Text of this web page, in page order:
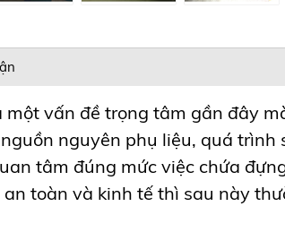
vấn đề trọng tâm gần đây
nguyên phụ liệu, quá
tâm đúng mức việc chứa
an toàn và kinh tế thì sau này